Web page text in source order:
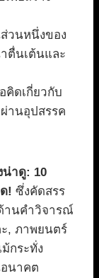
วนหนึ่งของ
ตื่นเต้นและ
คิดเกี่ยวกับ
านอุปสรรค
น่าดู: 10
! ซึ่งคัดสรร
านคำวิจารณ์
, ภาพยนตร์
กระทั่ง
นาคต